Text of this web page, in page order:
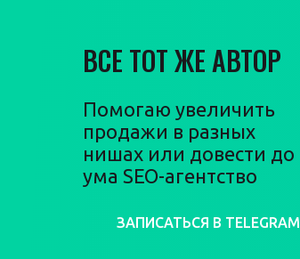
ВСЕ ТОТ ЖЕ АВТОР
Помогаю увеличить
продажи в разных
нишах или довести до
ума SEO-агентство
ЗАПИСАТЬСЯ В TELEGRAM